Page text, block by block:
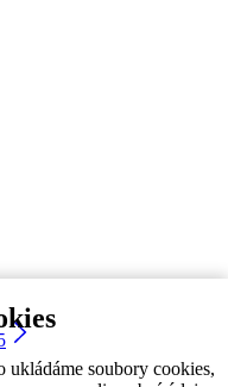
ukládáme soubory cookies,